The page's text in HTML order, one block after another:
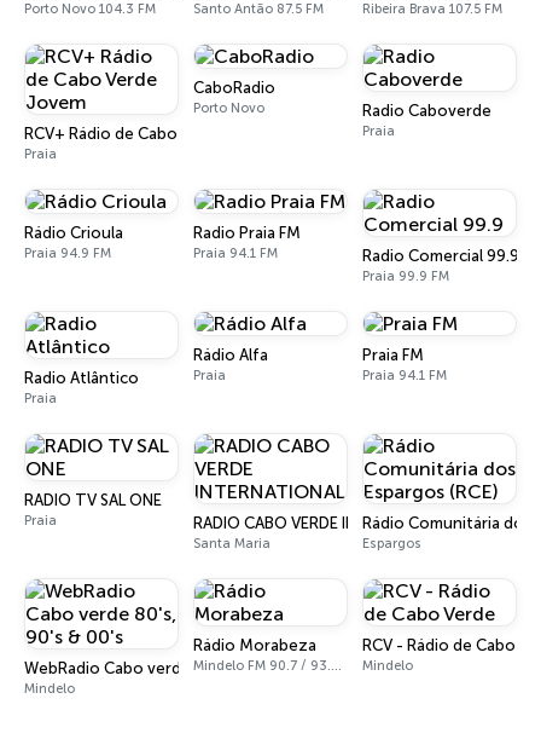
Porto Novo 104.3 FM Santo Antão 87.5 FM Ribeira Brava 107.5 FM
RCV+ Rádio de Cabo Verde Jovem
Praia
СaboRadio
Porto Novo Radio Caboverde
Praia
Rádio Crioula
Praia 94.9 FM
Radio Praia FM
Praia 94.1 FM Radio Comercial 99.9
Praia 99.9 FM
Radio Atlântico
Praia
Rádio Alfa
Praia
Praia FM
Praia 94.1 FM
RADIO TV SAL ONE
Praia RADIO CABO VERDE INTERNATIONAL
Santa Maria
Rádio Comunitária dos
Espargos
WebRadio Cabo verde 80's, 90's & 00's
Mindelo
Rádio Morabeza
Mindelo FM 90.7 / 93.7 / 93.3
RCV - Rádio de Cabo
Mindelo